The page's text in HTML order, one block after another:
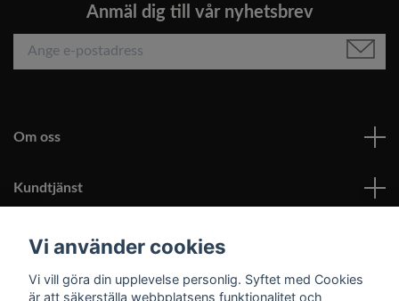
Anmäl dig till vår nyhetsbrev
Om oss
Kundtjänst
Läs mer
Sociala medier
Vi använder cookies
Vi vill göra din upplevelse personlig. Syftet med Cookies
är att säkerställa webbplatsens funktionalitet och